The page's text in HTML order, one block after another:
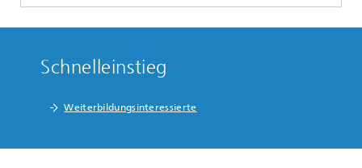
Schnelleinstieg
Weiterbildungsinteressierte